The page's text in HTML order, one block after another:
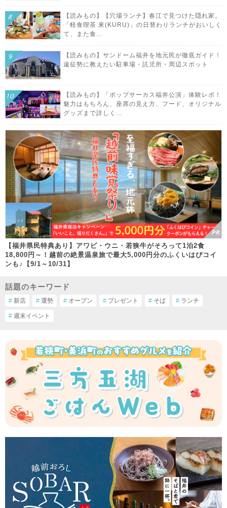
【読みもの】【穴場ランチ】春江で見つけた隠れ家。
「軽食喫茶 來(KURU)」の日替わりランチがおいしく
て、また食...
【読みもの】サンドーム福井を地元民が徹底ガイド！
遠征勢に教えたい駐車場・託児所・周辺スポット
【読みもの】「ポップサーカス福井公演」体験レポ！
魅力はもちろん、座席の見え方、フード、オリジナル
グッズまで詳しく...
【福井県民特典あり】アワビ・ウニ・若狭牛がそろって1泊2食
18,800円～！越前の絶景温泉旅で最大5,000円分のふくいはぴコイ
ンも♪【9/1～10/31】
話題のキーワード
# 新店 # 運勢 # オープン # プレゼント # そば # ランチ
# 週末イベント